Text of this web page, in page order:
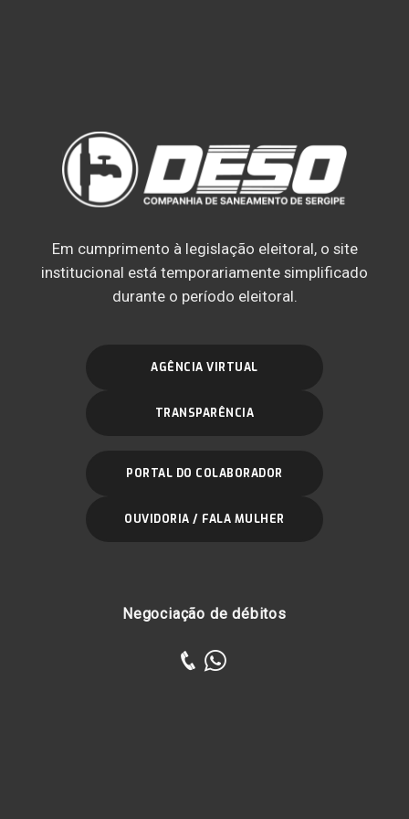
Em cumprimento à legislação eleitoral, o site
institucional está temporariamente simplificado
durante o período eleitoral.
AGÊNCIA VIRTUAL
TRANSPARÊNCIA
PORTAL DO COLABORADOR
OUVIDORIA / FALA MULHER
Negociação de débitos